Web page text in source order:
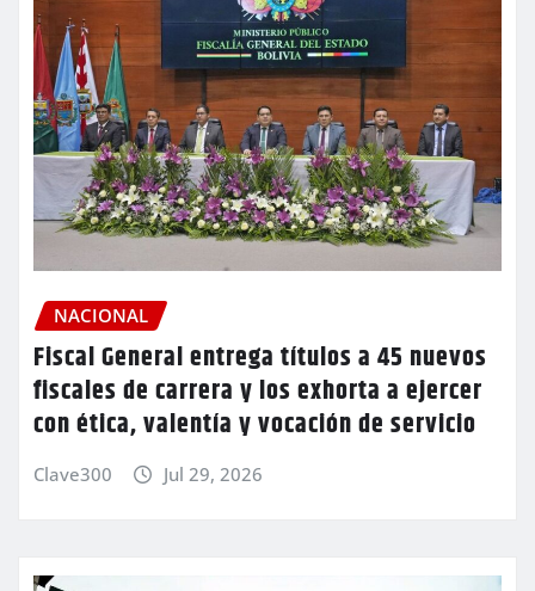
NACIONAL
Fiscal General entrega títulos a 45 nuevos
fiscales de carrera y los exhorta a ejercer
con ética, valentía y vocación de servicio
Clave300 Jul 29, 2026